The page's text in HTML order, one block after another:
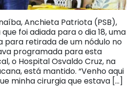
Anchieta Patriota (PSB),
foi adiada para o dia 18, uma
para retirada de um nódulo no
programada para esta
o Hospital Osvaldo Cruz, na
está mantido. “Venho aqui
minha cirurgia que estava […]